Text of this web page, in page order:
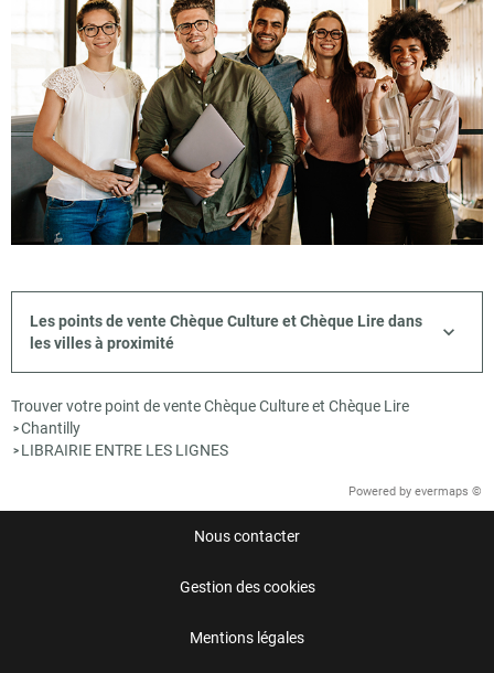
Les points de vente Chèque Culture et Chèque Lire dans
les villes à proximité
Trouver votre point de vente Chèque Culture et Chèque Lire
>Chantilly
> LIBRAIRIE ENTRE LES LIGNES
Powered by evermaps ©
Nous contacter
Gestion des cookies
Mentions légales